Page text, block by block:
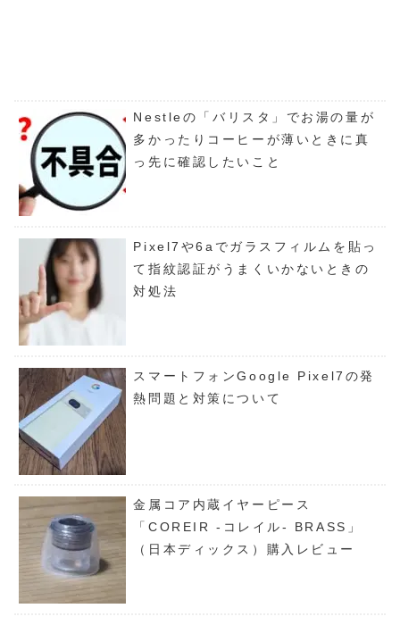
Nestleの「バリスタ」でお湯の量が
多かったりコーヒーが薄いときに真
っ先に確認したいこと
Pixel7や6aでガラスフィルムを貼っ
て指紋認証がうまくいかないときの
対処法
スマートフォンGoogle Pixel7の発
熱問題と対策について
金属コア内蔵イヤーピース
「COREIR -コレイル- BRASS」
（日本ディックス）購入レビュー